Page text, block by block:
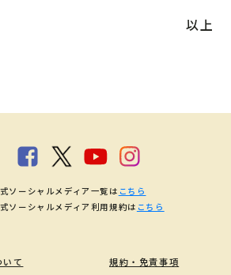
以上
て 規約・免責事項
ソーシャルメディア一覧は こちら
ソーシャルメディア利用規約は こちら